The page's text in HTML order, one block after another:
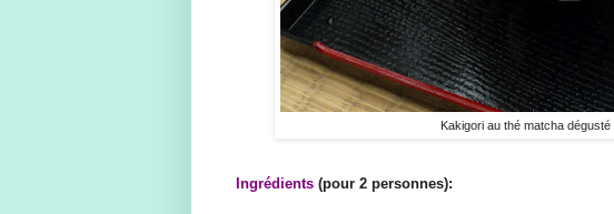
Kakigori au thé matcha dégusté
Ingrédients (pour 2 personnes):